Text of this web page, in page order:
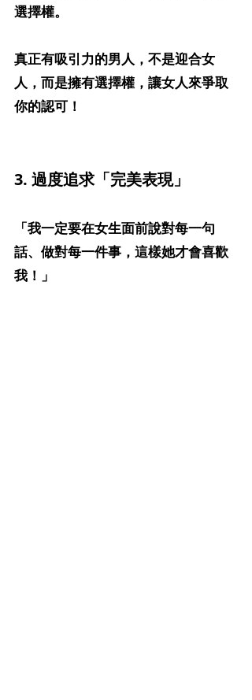
選擇權。
真正有吸引力的男人，不是迎合女
人，而是擁有選擇權，讓女人來爭取
你的認可！
3. 過度追求「完美表現」
「我一定要在女生面前說對每一句
話、做對每一件事，這樣她才會喜歡
我！」